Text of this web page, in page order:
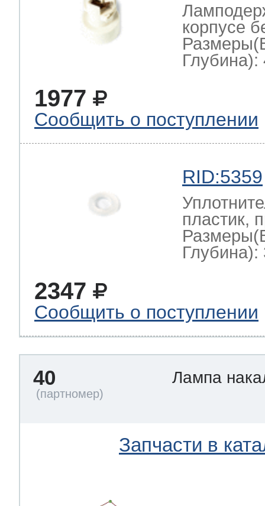
корпусе
Глубина):
1977
Сообщить о поступлении
RID:5359
пластик,
Глубина):
2347
Сообщить о поступлении
40 Лампа
Запчасти в